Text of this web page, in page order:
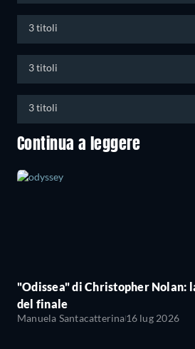
3 titoli
3 titoli
3 titoli
Continua a leggere
"Odissea" di Christopher Nolan:
del finale
Manuela Santacatterina16 lug 2026